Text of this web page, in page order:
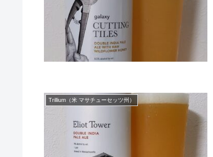
Trillium（米 マサチューセッツ州）